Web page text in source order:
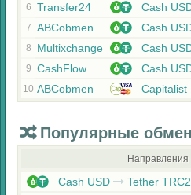
6 Transfer24 Cash
7 ABCobmen Cash
8 Multixchange Cash
9 CashFlow Cash
10 ABCobmen Capitalist
Популярные
Cash USD
Tether